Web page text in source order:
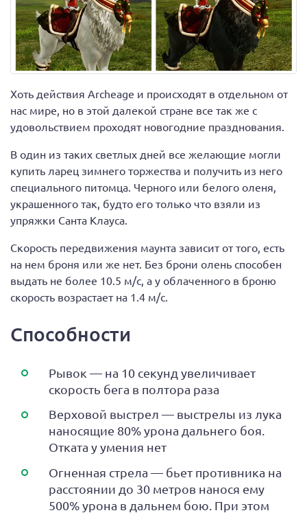
Хоть действия Archeage и происходят в отдельном от
нас мире, но в этой далекой стране все так же с
удовольствием проходят новогодние празднования.
В один из таких светлых дней все желающие могли
купить ларец зимнего торжества и получить из него
специального питомца. Черного или белого оленя,
украшенного так, будто его только что взяли из
упряжки Санта Клауса.
Скорость передвижения маунта зависит от того, есть
на нем броня или же нет. Без брони олень способен
выдать не более 10.5 м/с, а у облаченного в броню
скорость возрастает на 1.4 м/с.
Способности
Рывок — на 10 секунд увеличивает
скорость бега в полтора раза
Верховой выстрел — выстрелы из лука
наносящие 80% урона дальнего боя.
Отката у умения нет
Огненная стрела — бьет противника на
расстоянии до 30 метров нанося ему
500% урона в дальнем бою. При этом